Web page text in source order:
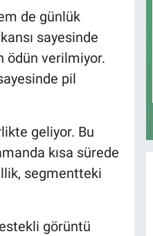
de günlük
sayesinde
ödün verilmiyor.
pil
geliyor. Bu
kısa sürede
segmentteki
görüntü